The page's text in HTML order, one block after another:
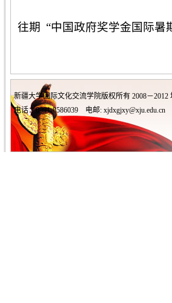
往期 “中国政府奖学金国际暑
新疆大学国际文化交流学院版权所有 2008－
电话：0991-8586039 电邮: xjdxgjxy@xju.edu.cn